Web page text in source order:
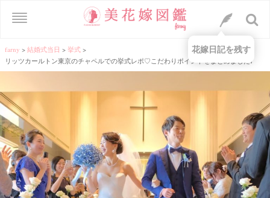
farny > 結婚式当日 > 挙式 >
リッツカールトン東京のチャペルでの挙式レポ♡こだわりポイントをまとめました♩
花嫁日記を残す